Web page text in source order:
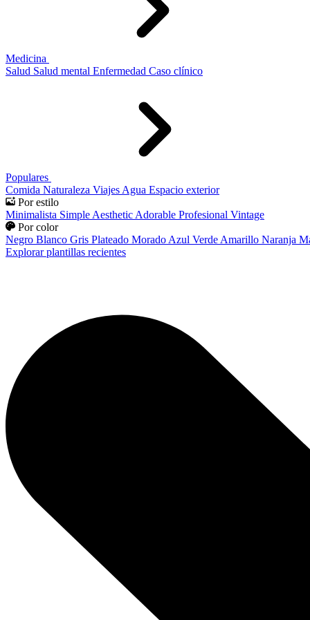
Medicina
Salud Salud mental Enfermedad Caso clínico
Populares
Comida Naturaleza Viajes Agua Espacio exterior
Por estilo
Minimalista Simple Aesthetic Adorable Profesional Vintage
Por color
Negro Blanco Gris Plateado Morado Azul Verde Amarillo Naranja
Explorar plantillas recientes